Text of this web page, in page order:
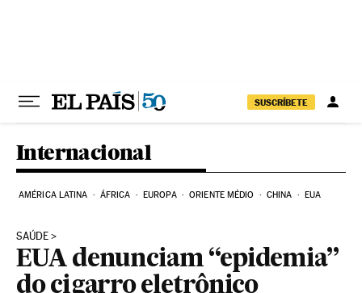
SUSCRÍBETE
Internacional
AMÉRICA LATINA ÁFRICA EUROPA ORIENTE MÉDIO CHINA EUA
SAÚDE
EUA denunciam “epidemia”
do cigarro eletrônico